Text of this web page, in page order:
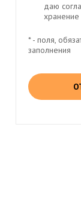
даю
* - поля,
заполнения